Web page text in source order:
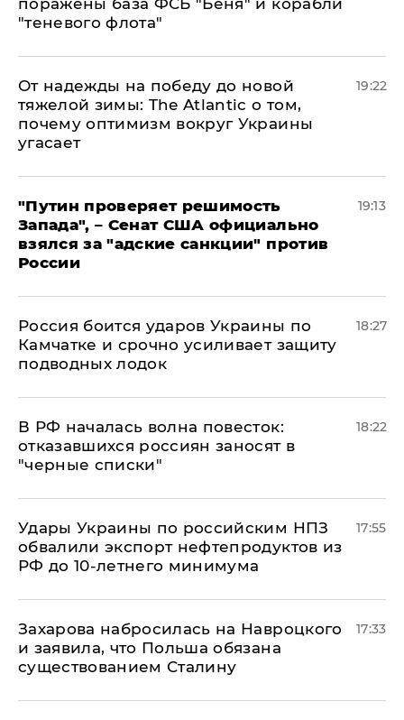
поражены база ФСБ "Беня" и корабли
"теневого флота"
От надежды на победу до новой
тяжелой зимы: The Atlantic о том,
почему оптимизм вокруг Украины
угасает
19:22
"Путин проверяет решимость
Запада", – Сенат США официально
взялся за "адские санкции" против
России
19:13
Россия боится ударов Украины по
Камчатке и срочно усиливает защиту
подводных лодок
18:27
​В РФ началась волна повесток:
отказавшихся россиян заносят в
"черные списки"
18:22
Удары Украины по российским НПЗ
обвалили экспорт нефтепродуктов из
РФ до 10-летнего минимума
17:55
​Захарова набросилась на Навроцкого
и заявила, что Польша обязана
существованием Сталину
17:33